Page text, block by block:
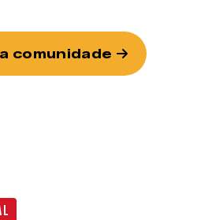
comunidade